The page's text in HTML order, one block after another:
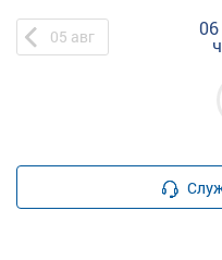
05 авг 06